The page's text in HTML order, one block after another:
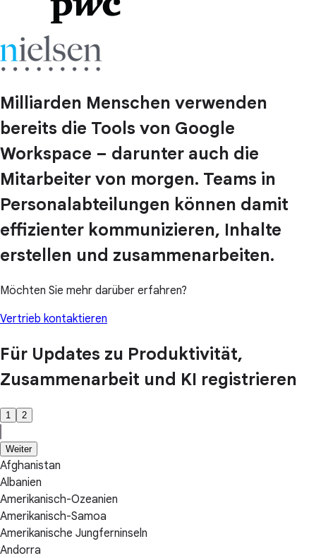
Milliarden Menschen verwenden
bereits die Tools von Google
Workspace – darunter auch die
Mitarbeiter von morgen. Teams in
Personalabteilungen können damit
effizienter kommunizieren, Inhalte
erstellen und zusammenarbeiten.
Möchten Sie mehr darüber erfahren?
Vertrieb kontaktieren
Für Updates zu Produktivität,
Zusammenarbeit und KI registrieren
1 2
Weiter
Afghanistan
Albanien
Amerikanisch-Ozeanien
Amerikanisch-Samoa
Amerikanische Jungferninseln
Andorra